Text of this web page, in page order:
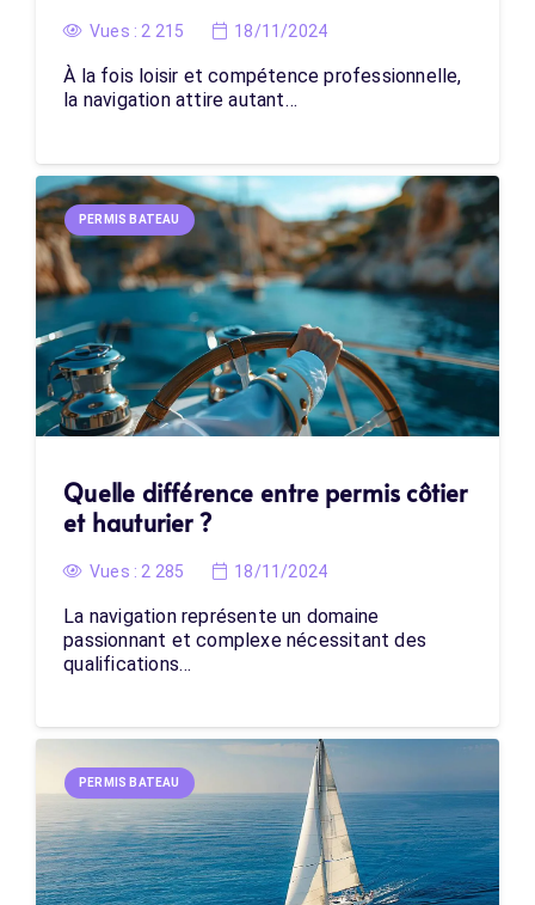
Vues : 2 215 18/11/2024
À la fois loisir et compétence professionnelle,
la navigation attire autant…
PERMIS BATEAU
Quelle différence entre permis côtier
et hauturier ?
Vues : 2 285 18/11/2024
La navigation représente un domaine
passionnant et complexe nécessitant des
qualifications…
PERMIS BATEAU